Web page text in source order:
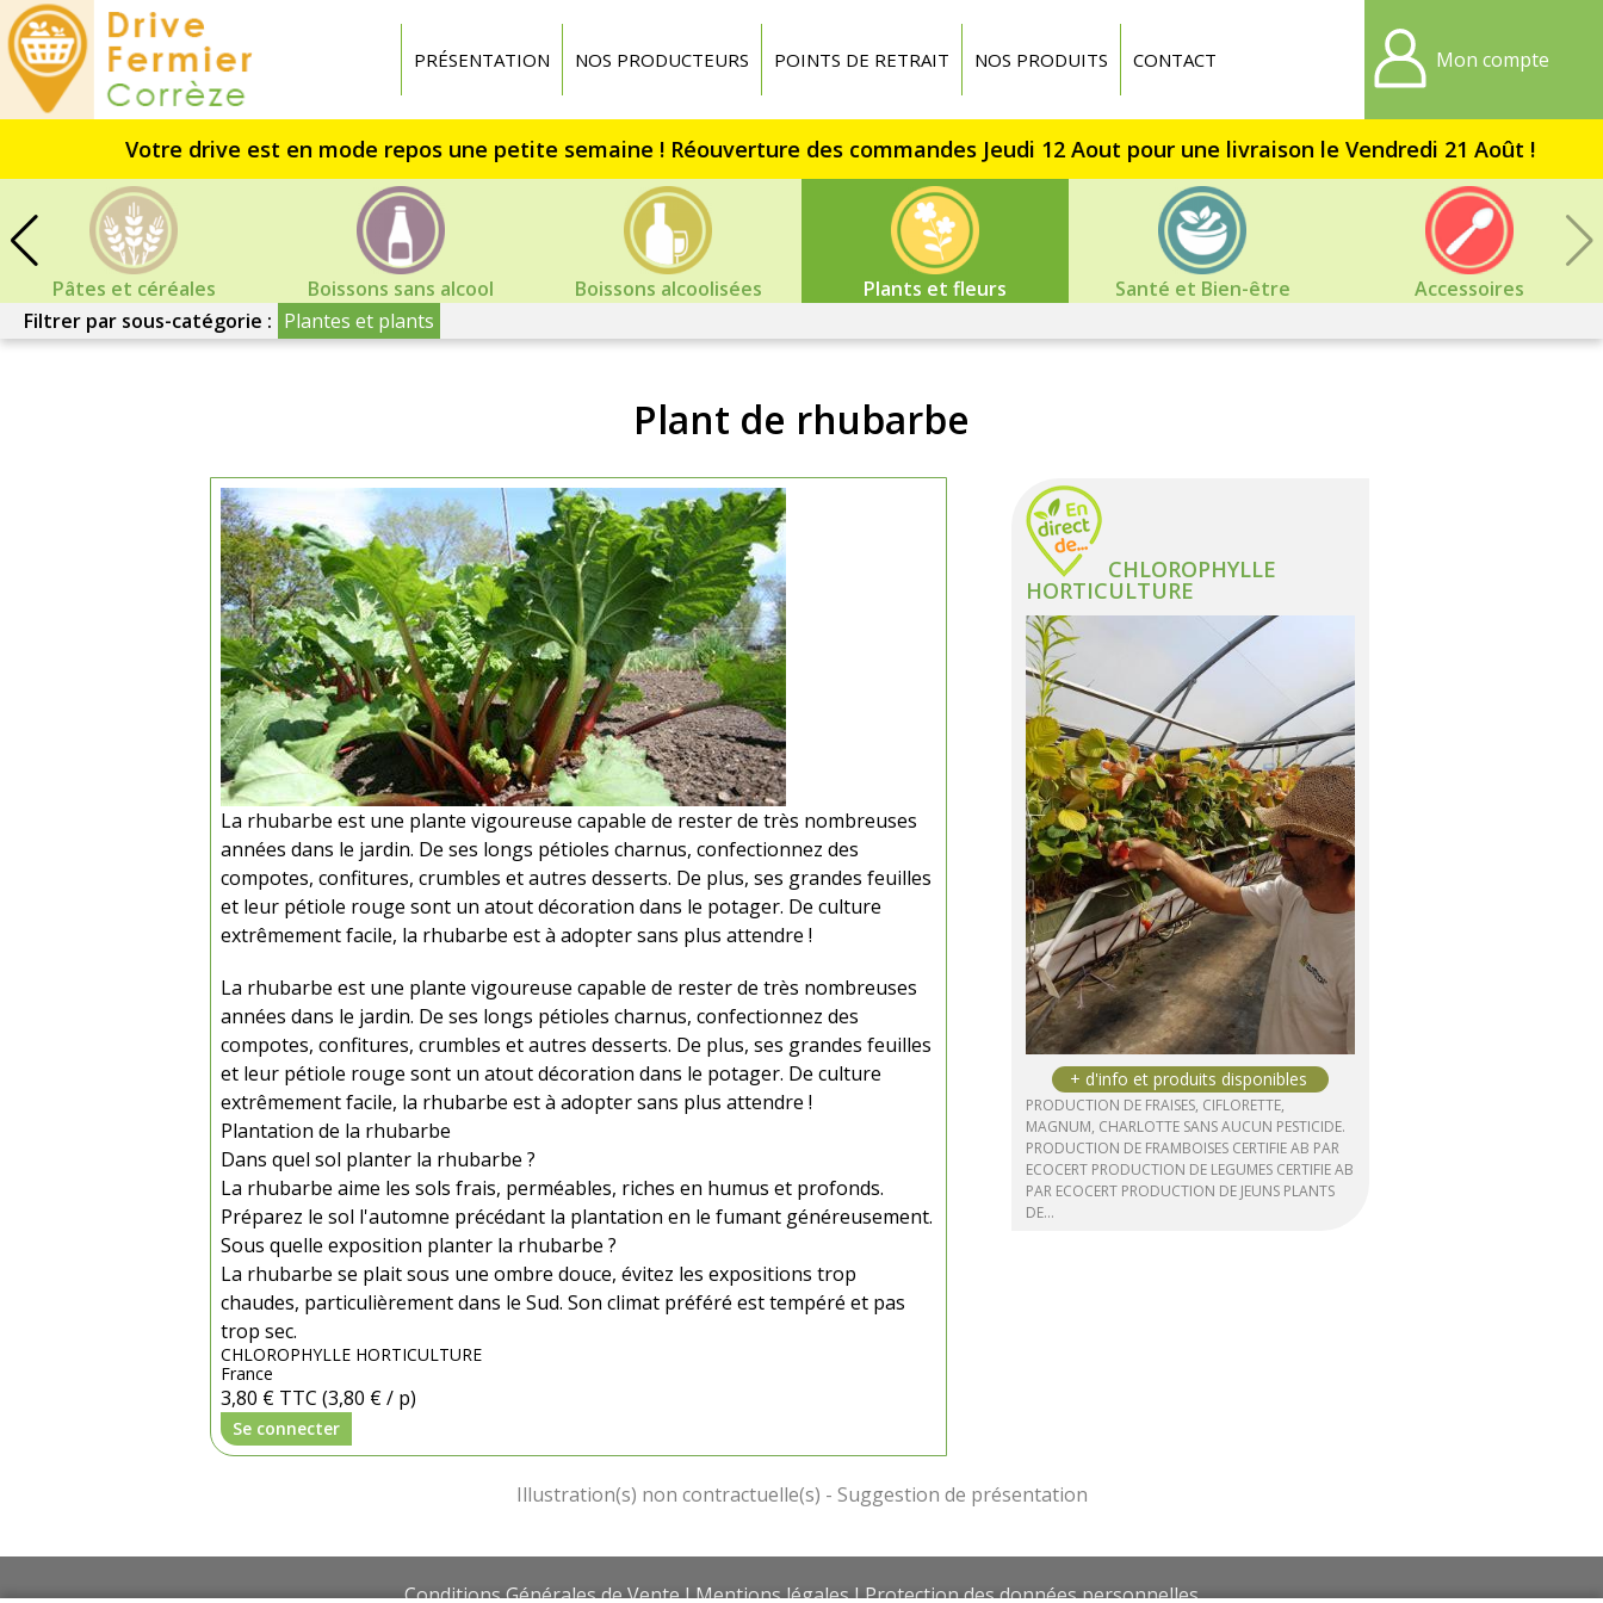
PRÉSENTATION NOS PRODUCTEURS POINTS DE RETRAIT NOS PRODUITS CONTACT Mon compte
Pâtes et céréales Boissons sans alcool Boissons alcoolisées Plants et fleurs Santé et Bien-être
Accessoires
Filtrer par sous-catégorie : Plantes et plants
Plant de rhubarbe
La rhubarbe est une plante vigoureuse capable de rester de très nombreuses
années dans le jardin. De ses longs pétioles charnus, confectionnez des
compotes, confitures, crumbles et autres desserts. De plus, ses grandes feuilles
et leur pétiole rouge sont un atout décoration dans le potager. De culture
extrêmement facile, la rhubarbe est à adopter sans plus attendre !
La rhubarbe est une plante vigoureuse capable de rester de très nombreuses
années dans le jardin. De ses longs pétioles charnus, confectionnez des
compotes, confitures, crumbles et autres desserts. De plus, ses grandes feuilles
et leur pétiole rouge sont un atout décoration dans le potager. De culture
extrêmement facile, la rhubarbe est à adopter sans plus attendre !
Plantation de la rhubarbe
Dans quel sol planter la rhubarbe ?
La rhubarbe aime les sols frais, perméables, riches en humus et profonds.
Préparez le sol l'automne précédant la plantation en le fumant généreusement.
Sous quelle exposition planter la rhubarbe ?
La rhubarbe se plait sous une ombre douce, évitez les expositions trop
chaudes, particulièrement dans le Sud. Son climat préféré est tempéré et pas
trop sec.
CHLOROPHYLLE HORTICULTURE
France
3,80 € TTC (3,80 € / p)
Se connecter
CHLOROPHYLLE
HORTICULTURE
PRODUCTION DE FRAISES, CIFLORETTE,
MAGNUM, CHARLOTTE SANS AUCUN PESTICIDE.
PRODUCTION DE FRAMBOISES CERTIFIE AB PAR
ECOCERT PRODUCTION DE LEGUMES CERTIFIE AB
PAR ECOCERT PRODUCTION DE JEUNS PLANTS
DE…
Conditions Générales de VenteIMentions légalesIProtection des données personnelles